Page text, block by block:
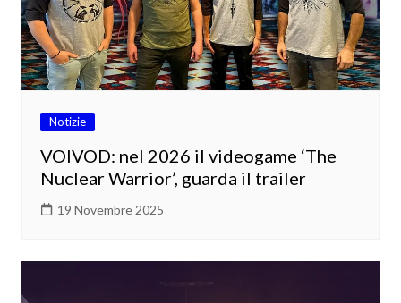
Notizie
VOIVOD: nel 2026 il videogame ‘The
Nuclear Warrior’, guarda il trailer
19 Novembre 2025